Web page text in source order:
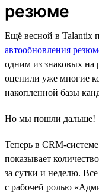
резюме
Ещё весной в Talantix
автообновления
одним из знаковых на
оценили уже многие
накопленной базы
Но мы пошли дальше!
Теперь в CRM-
показывает
за сутки и неделю.
с рабочей ролью